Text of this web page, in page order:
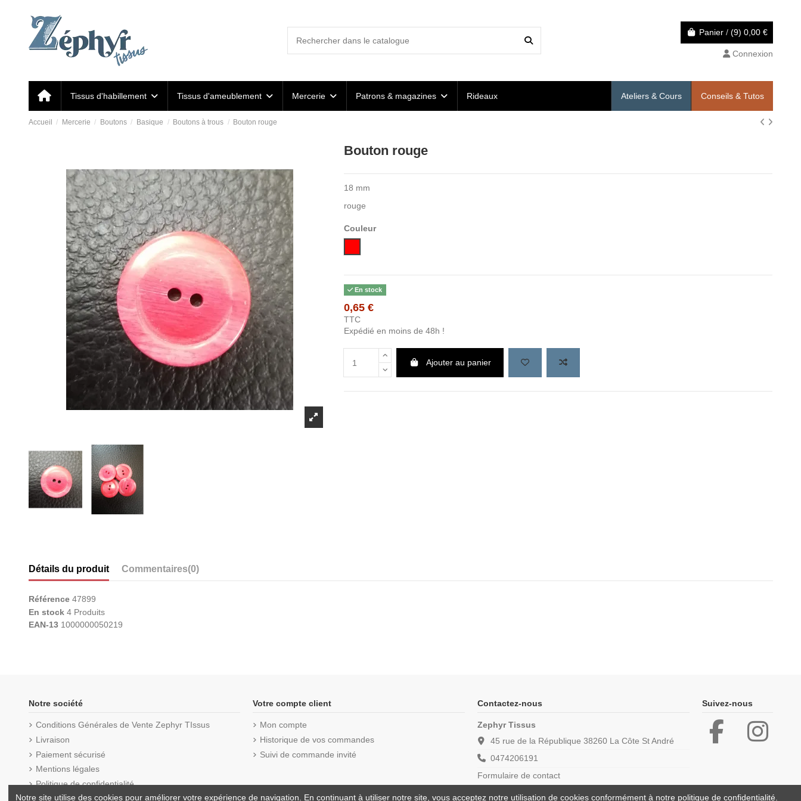
Panier / (9) 0,00 €
Connexion
Tissus d'habillement Tissus d'ameublement Mercerie Patrons & magazines Rideaux Conseils & Tutos
Ateliers & Cours
Accueil Mercerie Boutons Basique Boutons à trous Bouton rouge
Bouton rouge
18 mm
rouge
Couleur
En stock
0,65 €
TTC
Expédié en moins de 48h !
Ajouter au panier
Détails du produit Commentaires(0)
Référence 47899
En stock 4 Produits
EAN-13 1000000050219
Notre société
Conditions Générales de Vente Zephyr TIssus
Livraison
Paiement sécurisé
Mentions légales
Politique de confidentialité
Conseils & Tutos
Votre compte client
Mon compte
Historique de vos commandes
Suivi de commande invité
Contactez-nous
Zephyr Tissus
45 rue de la République 38260 La Côte St André
0474206191
Formulaire de contact
Suivez-nous
Notre site utilise des cookies pour améliorer votre expérience de navigation. En continuant à utiliser notre site, vous acceptez notre utilisation de cookies conformément à notre politique de confidentialité.